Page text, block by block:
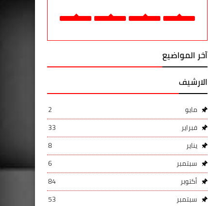
آخر المواضيع
الارشيف
مايو
2
فبراير
33
يناير
8
سبتمبر
6
أكتوبر
84
سبتمبر
53